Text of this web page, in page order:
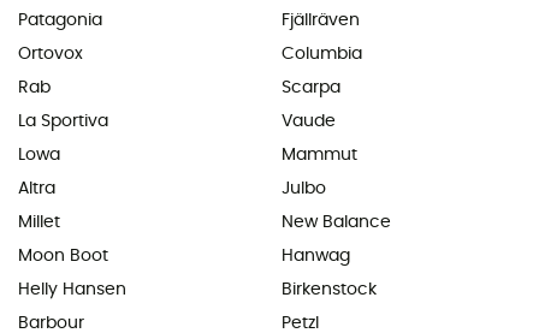
Patagonia
Ortovox
Rab
La Sportiva
Lowa
Altra
Millet
Moon Boot
Helly Hansen
Barbour
Fjällräven
Columbia
Scarpa
Vaude
Mammut
Julbo
New Balance
Hanwag
Birkenstock
Petzl